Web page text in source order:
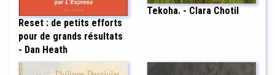
Reset : de petits efforts
pour de grands résultats
- Dan Heath
Tekoha. - Clara Chotil